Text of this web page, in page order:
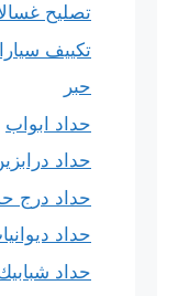
تصليح
تكييف
حبر
حداد ابواب
حداد
حداد درج
حداد
حداد